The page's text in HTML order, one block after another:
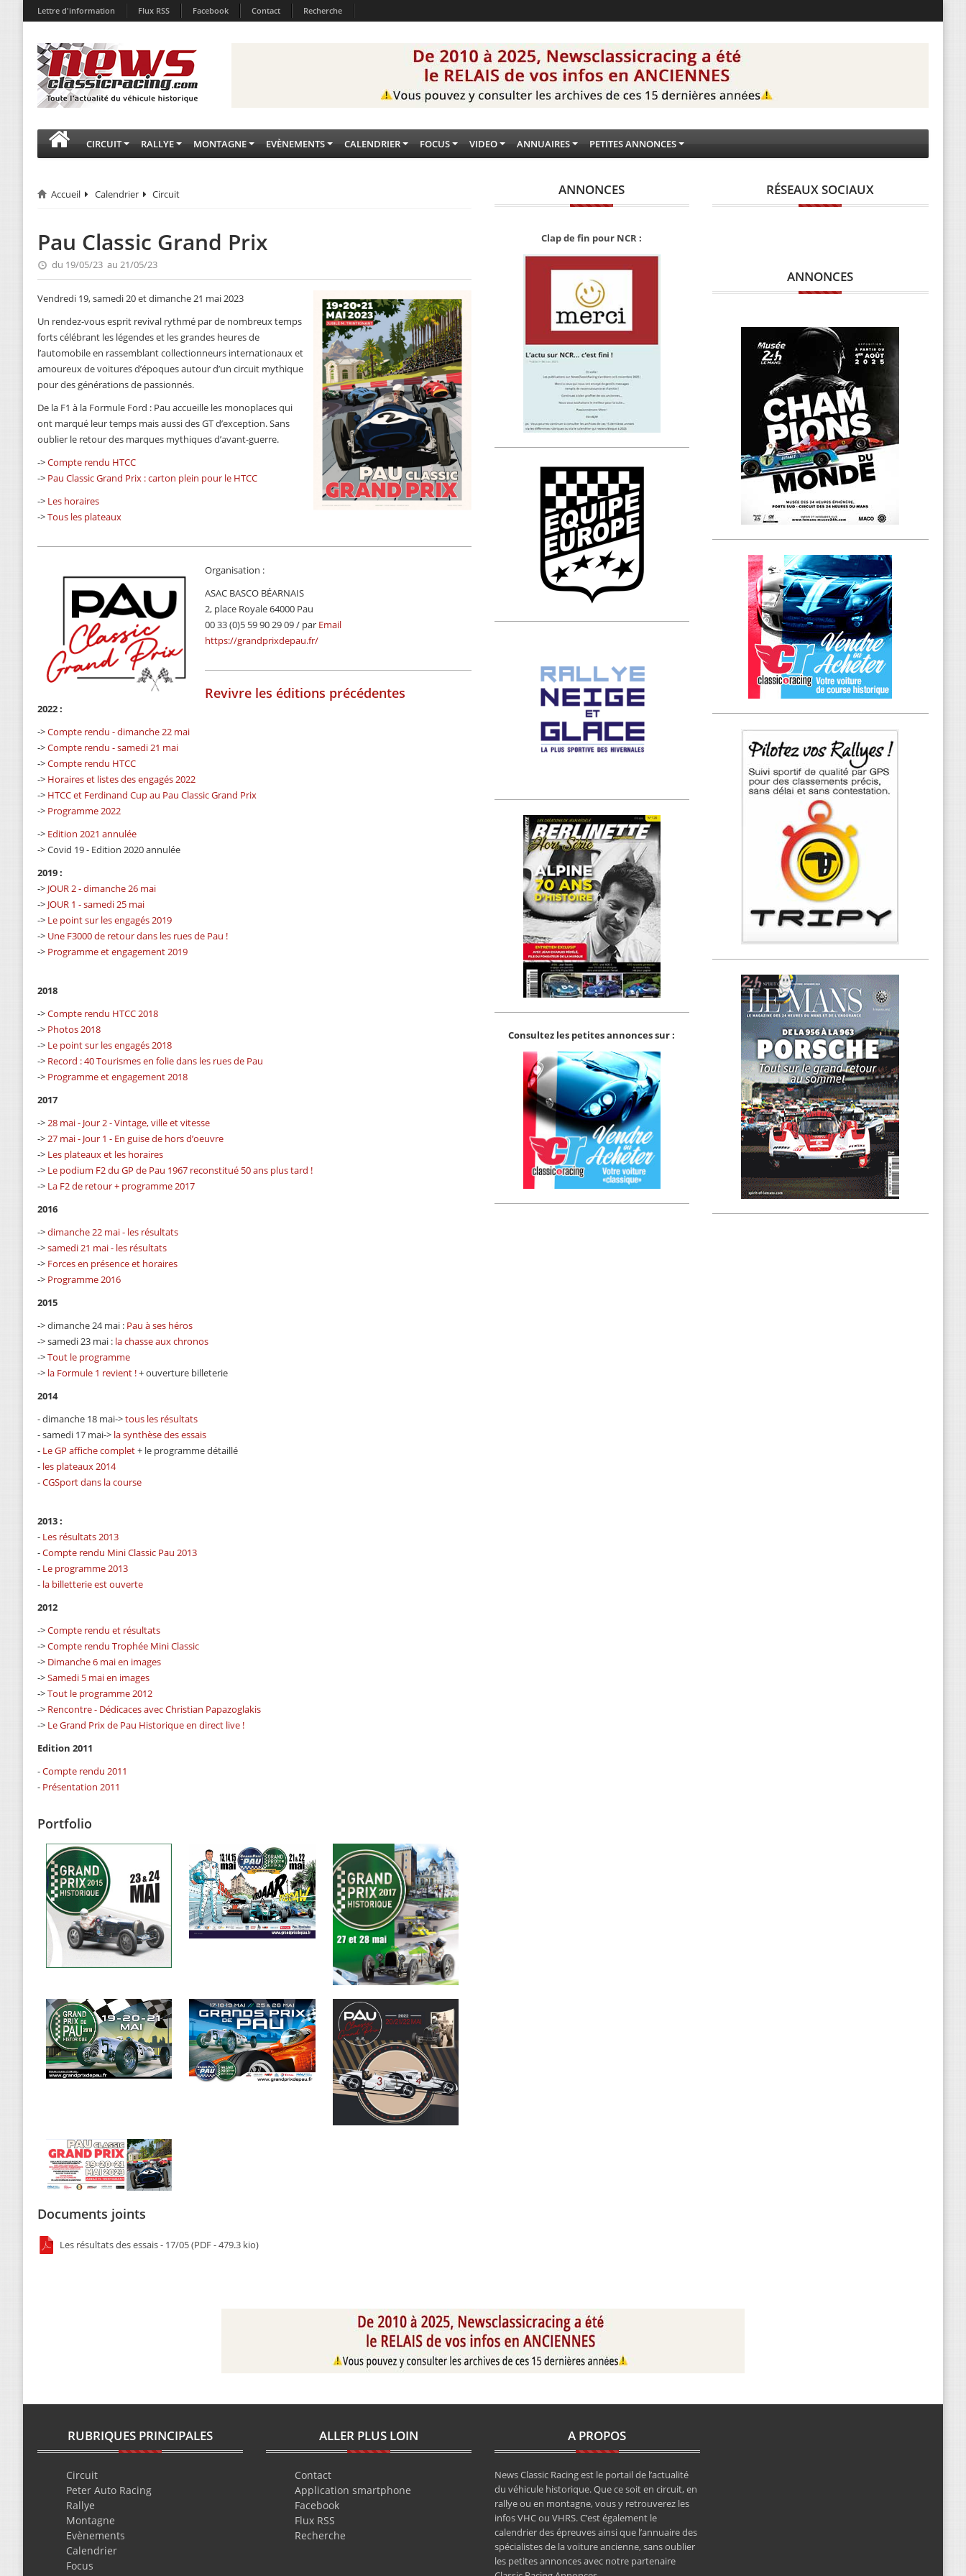
Lettre d'information Flux RSS Facebook Contact Recherche
CIRCUIT RALLYE MONTAGNE EVÈNEMENTS CALENDRIER FOCUS VIDEO ANNUAIRES PETITES ANNONCES
Accueil Calendrier Circuit
Pau Classic Grand Prix
du 19/05/23 au 21/05/23
Vendredi 19, samedi 20 et dimanche 21 mai 2023
Un rendez-vous esprit revival rythmé par de nombreux temps
forts célébrant les légendes et les grandes heures de
l’automobile en rassemblant collectionneurs internationaux et
amoureux de voitures d’époques autour d’un circuit mythique
pour des générations de passionnés.
De la F1 à la Formule Ford : Pau accueille les monoplaces qui
ont marqué leur temps mais aussi des GT d’exception. Sans
oublier le retour des marques mythiques d’avant-guerre.
->Compte rendu HTCC
-> Pau Classic Grand Prix : carton plein pour le HTCC
-> Les horaires
->Tous les plateaux
Organisation :
ASAC BASCO BÉARNAIS
2, place Royale 64000 Pau
00 33 (0)5 59 90 29 09 / par Email
https://grandprixdepau.fr/
Revivre les éditions précédentes
2022 :
->Compte rendu - dimanche 22 mai
->Compte rendu - samedi 21 mai
->Compte rendu HTCC
-> Horaires et listes des engagés 2022
-> HTCC et Ferdinand Cup au Pau Classic Grand Prix
-> Programme 2022
-> Edition 2021 annulée
-> Covid 19 - Edition 2020 annulée
2019 :
-> JOUR 2 - dimanche 26 mai
-> JOUR 1 - samedi 25 mai
-> Le point sur les engagés 2019
-> Une F3000 de retour dans les rues de Pau !
-> Programme et engagement 2019
2018
->Compte rendu HTCC 2018
-> Photos 2018
-> Le point sur les engagés 2018
-> Record : 40 Tourismes en folie dans les rues de Pau
-> Programme et engagement 2018
2017
->28 mai - Jour 2 - Vintage, ville et vitesse
->27 mai - Jour 1 - En guise de hors d’oeuvre
-> Les plateaux et les horaires
-> Le podium F2 du GP de Pau 1967 reconstitué 50 ans plus tard !
-> La F2 de retour + programme 2017
2016
->dimanche 22 mai - les résultats
->samedi 21 mai - les résultats
-> Forces en présence et horaires
-> Programme 2016
2015
-> dimanche 24 mai : Pau à ses héros
-> samedi 23 mai : la chasse aux chronos
->Tout le programme
-> la Formule 1 revient !+ ouverture billeterie
2014
- dimanche 18 mai->tous les résultats
- samedi 17 mai-> la synthèse des essais
- Le GP affiche complet+ le programme détaillé
- les plateaux 2014
-CGSport dans la course
2013 :
- Les résultats 2013
-Compte rendu Mini Classic Pau 2013
- Le programme 2013
- la billetterie est ouverte
2012
->Compte rendu et résultats
->Compte rendu Trophée Mini Classic
-> Dimanche 6 mai en images
->Samedi 5 mai en images
->Tout le programme 2012
-> Rencontre - Dédicaces avec Christian Papazoglakis
-> Le Grand Prix de Pau Historique en direct live !
Edition 2011
-Compte rendu 2011
- Présentation 2011
Portfolio
Documents joints
Les résultats des essais - 17/05 (PDF - 479.3 kio)
ANNONCES
Clap de fin pour NCR :
Consultez les petites annonces sur :
RÉSEAUX SOCIAUX
ANNONCES
RUBRIQUES PRINCIPALES
Circuit
Peter Auto Racing
Rallye
Montagne
Evènements
Calendrier
Focus
ALLER PLUS LOIN
Contact
Application smartphone
Facebook
Flux RSS
Recherche
A PROPOS
News Classic Racing est le portail de l’actualité
du véhicule historique. Que ce soit en circuit, en
rallye ou en montagne, vous y retrouverez les
infos VHC ou VHRS. C’est également le
calendrier des épreuves ainsi que l’annuaire des
spécialistes de la voiture ancienne, sans oublier
les petites annonces avec notre partenaire